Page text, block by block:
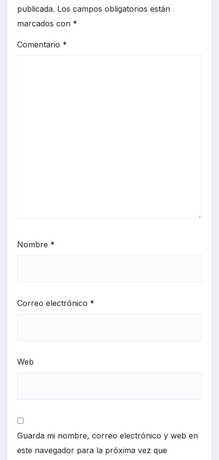
publicada. Los campos obligatorios están
marcados con *
Comentario *
Nombre *
Correo electrónico *
Web
Guarda mi nombre, correo electrónico y web en
este navegador para la próxima vez que